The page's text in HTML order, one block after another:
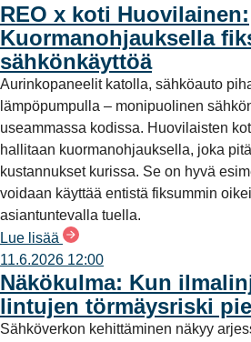
REO x koti Huovilainen:
Kuormanohjauksella
sähkönkäyttöä
Aurinkopaneelit katolla, sähköauto
lämpöpumpulla – monipuolinen
useammassa kodissa. Huovilaisten
hallitaan kuormanohjauksella, joka
kustannukset kurissa. Se on hyvä
voidaan käyttää entistä fiksummin
asiantuntevalla tuella.
Lue lisää
11.6.2026 12:00
Näkökulma: Kun
lintujen törmäysriski
Sähköverkon kehittäminen näkyy